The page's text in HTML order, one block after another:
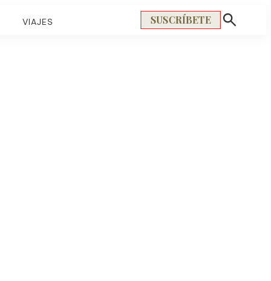
VIAJES SUSCRÍBETE
Mostrar